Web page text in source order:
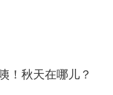
！秋天在哪儿？